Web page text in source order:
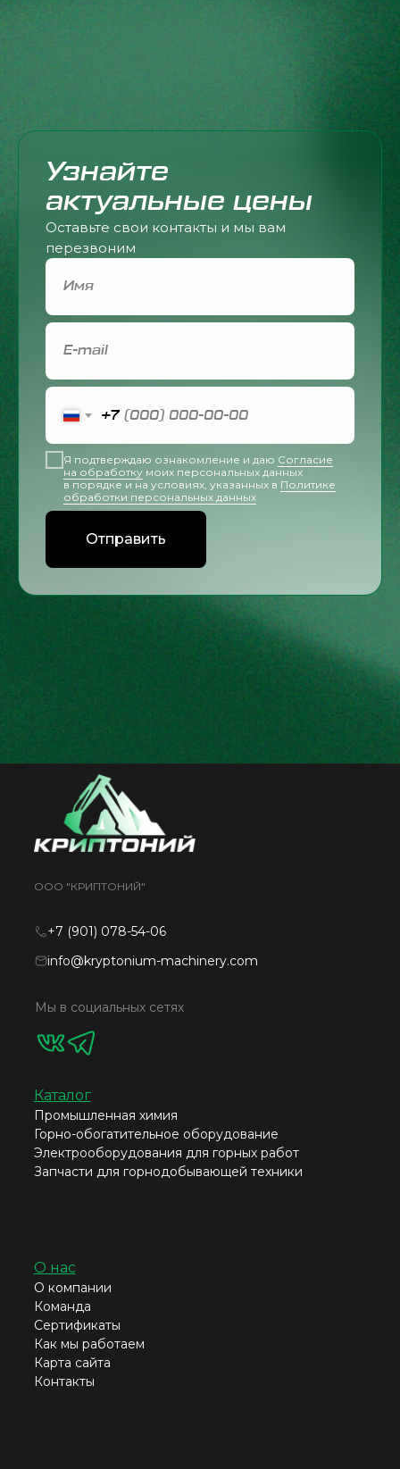
Узнайте
актуальные цены
Оставьте свои контакты и мы вам
перезвоним
+7
Я подтверждаю ознакомление и даю Согласие
на обработку моих персональных данных
в порядке и на условиях, указанных в Политике
обработки персональных данных
Отправить
+7 (901) 078-54-06
info@kryptonium-machinery.com
Каталог
Промышленная химия
Горно-обогатительное оборудование
Электрооборудования для горных работ
Запчасти для горнодобывающей техники
О нас
О компании
Команда
Сертификаты
Как мы работаем
Карта сайта
Контакты
Мы в социальных сетях
ООО "КРИПТОНИЙ"